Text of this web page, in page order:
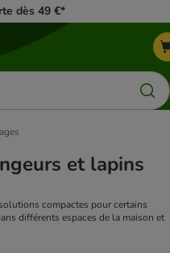
dès 49 €*
et lapins
compactes pour certains
différents espaces de la maison et